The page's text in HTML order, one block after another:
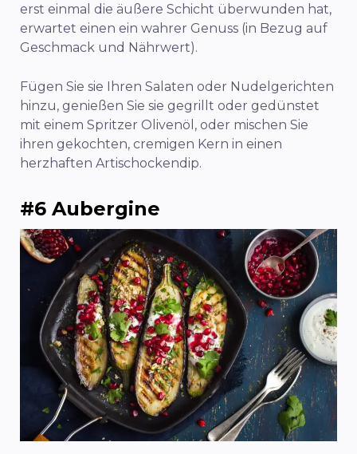
erst einmal die äußere Schicht überwunden hat,
erwartet einen ein wahrer Genuss (in Bezug auf
Geschmack und Nährwert).
Fügen Sie sie Ihren Salaten oder Nudelgerichten
hinzu, genießen Sie sie gegrillt oder gedünstet
mit einem Spritzer Olivenöl, oder mischen Sie
ihren gekochten, cremigen Kern in einen
herzhaften Artischockendip.
#6 Aubergine